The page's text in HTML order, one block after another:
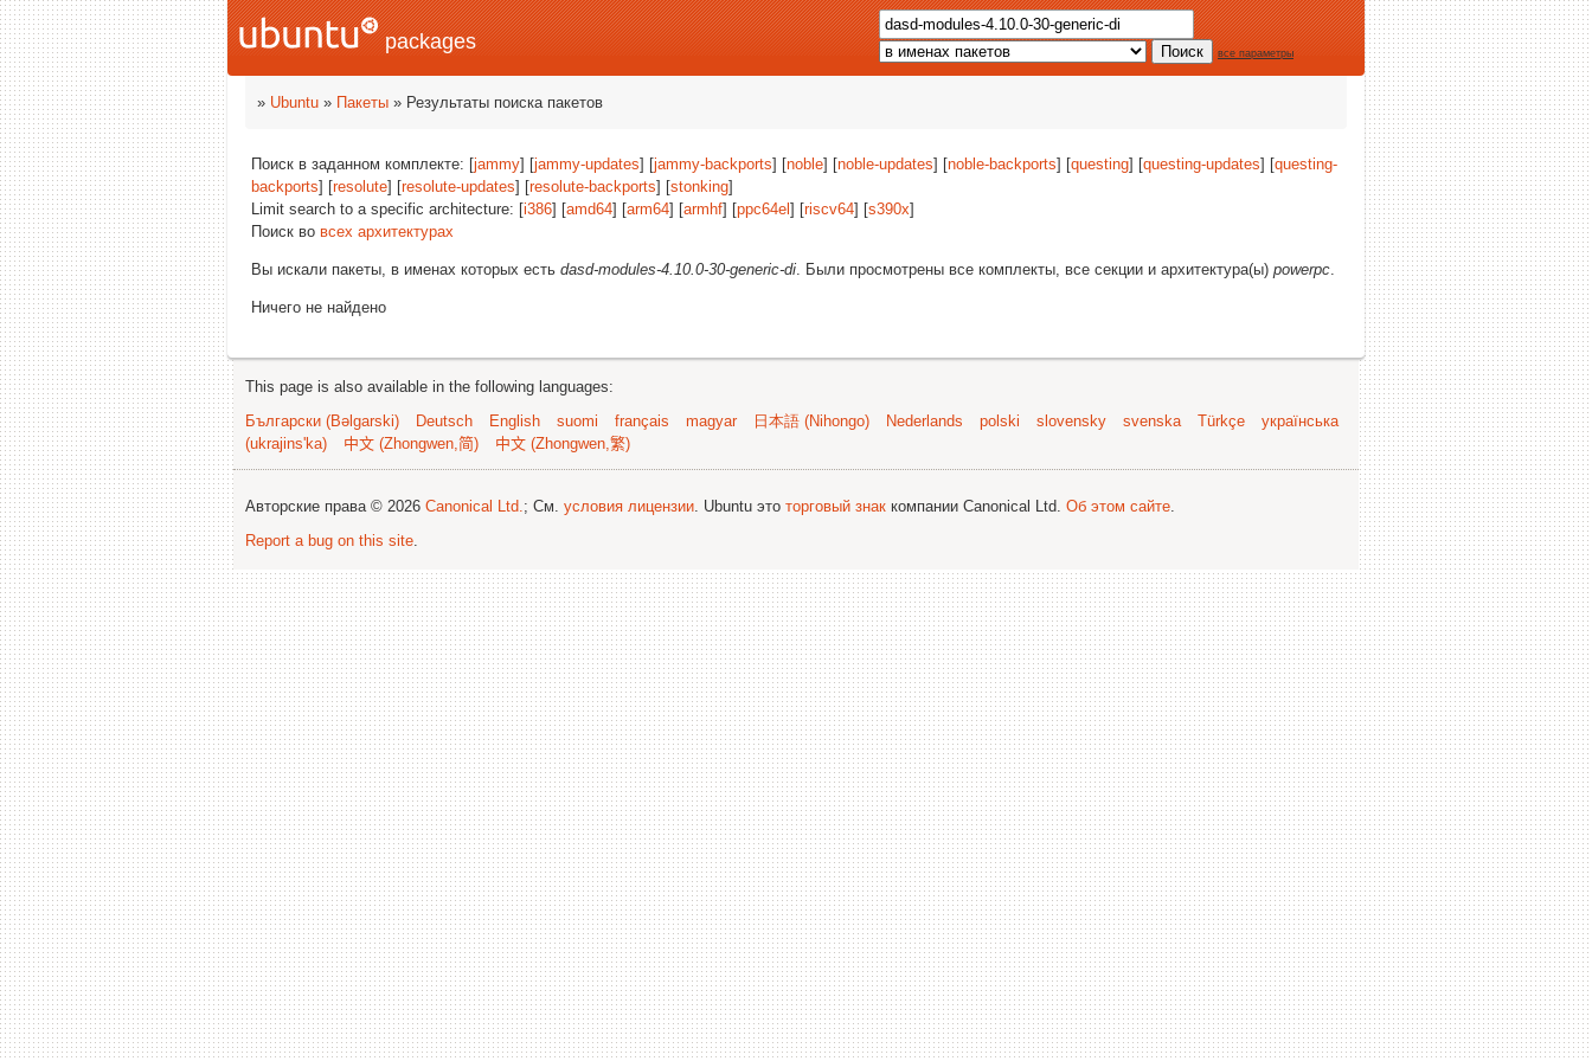
packages все параметры
» Ubuntu » Пакеты » Результаты поиска пакетов
Поиск в заданном комплекте: [jammy] [jammy-updates] [jammy-backports] [noble] [noble-updates] [noble-backports] [questing] [questing-updates] [questing-
backports] [resolute] [resolute-updates] [resolute-backports] [stonking]
Limit search to a specific architecture: [i386] [amd64] [arm64] [armhf] [ppc64el ] [riscv64] [s390x]
Поиск во всех архитектурах
Вы искали пакеты, в именах которых есть dasd-modules-4.10.0-30-generic-di. Были просмотрены все комплекты, все секции и архитектура(ы) powerpc.
Ничего не найдено
This page is also available in the following languages:
Български (Bəlgarski)
Deutsch English suomi français magyar 日本語 (Nihongo) Nederlands polski slovensky svenska Türkçe
українська
(ukrajins'ka)
中文 (Zhongwen,简) 中文 (Zhongwen,繁)
Авторские права © 2026 Canonical Ltd.; См. условия лицензии. Ubuntu это торговый знак компании Canonical Ltd. Об этом сайте.
Report a bug on this site.